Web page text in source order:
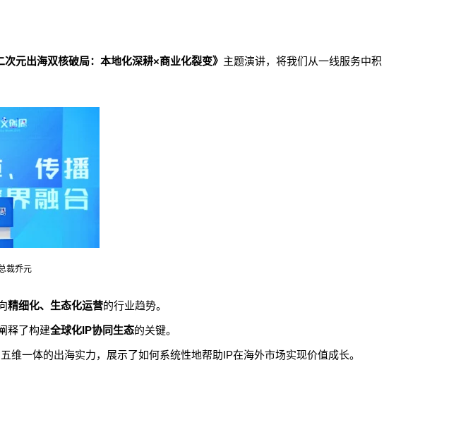
次元出海双核破局：本地化深耕×商业化裂变》 主题演讲，将我们从一线服务中积
裁乔元
精细化、生态化运营的行业趋势。
释了构建全球化IP协同生态的关键。
五维一体的出海实力，展示了如何系统性地帮助IP在海外市场实现价值成长。